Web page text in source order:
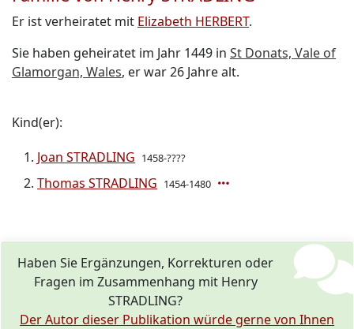
Er ist verheiratet mit Elizabeth HERBERT.
Sie haben geheiratet im Jahr 1449 in St Donats, Vale of
Glamorgan, Wales, er war 26 Jahre alt.
Kind(er):
Joan STRADLING 1458-????
Thomas STRADLING 1454-1480
Haben Sie Ergänzungen, Korrekturen oder
Fragen im Zusammenhang mit Henry
STRADLING?
Der Autor dieser Publikation würde gerne von Ihnen